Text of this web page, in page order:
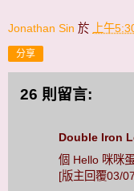
Jonathan Sin 於 上午
分享
26 則留言:
Double Iron
個 Hello 咪咪
[版主回覆03/